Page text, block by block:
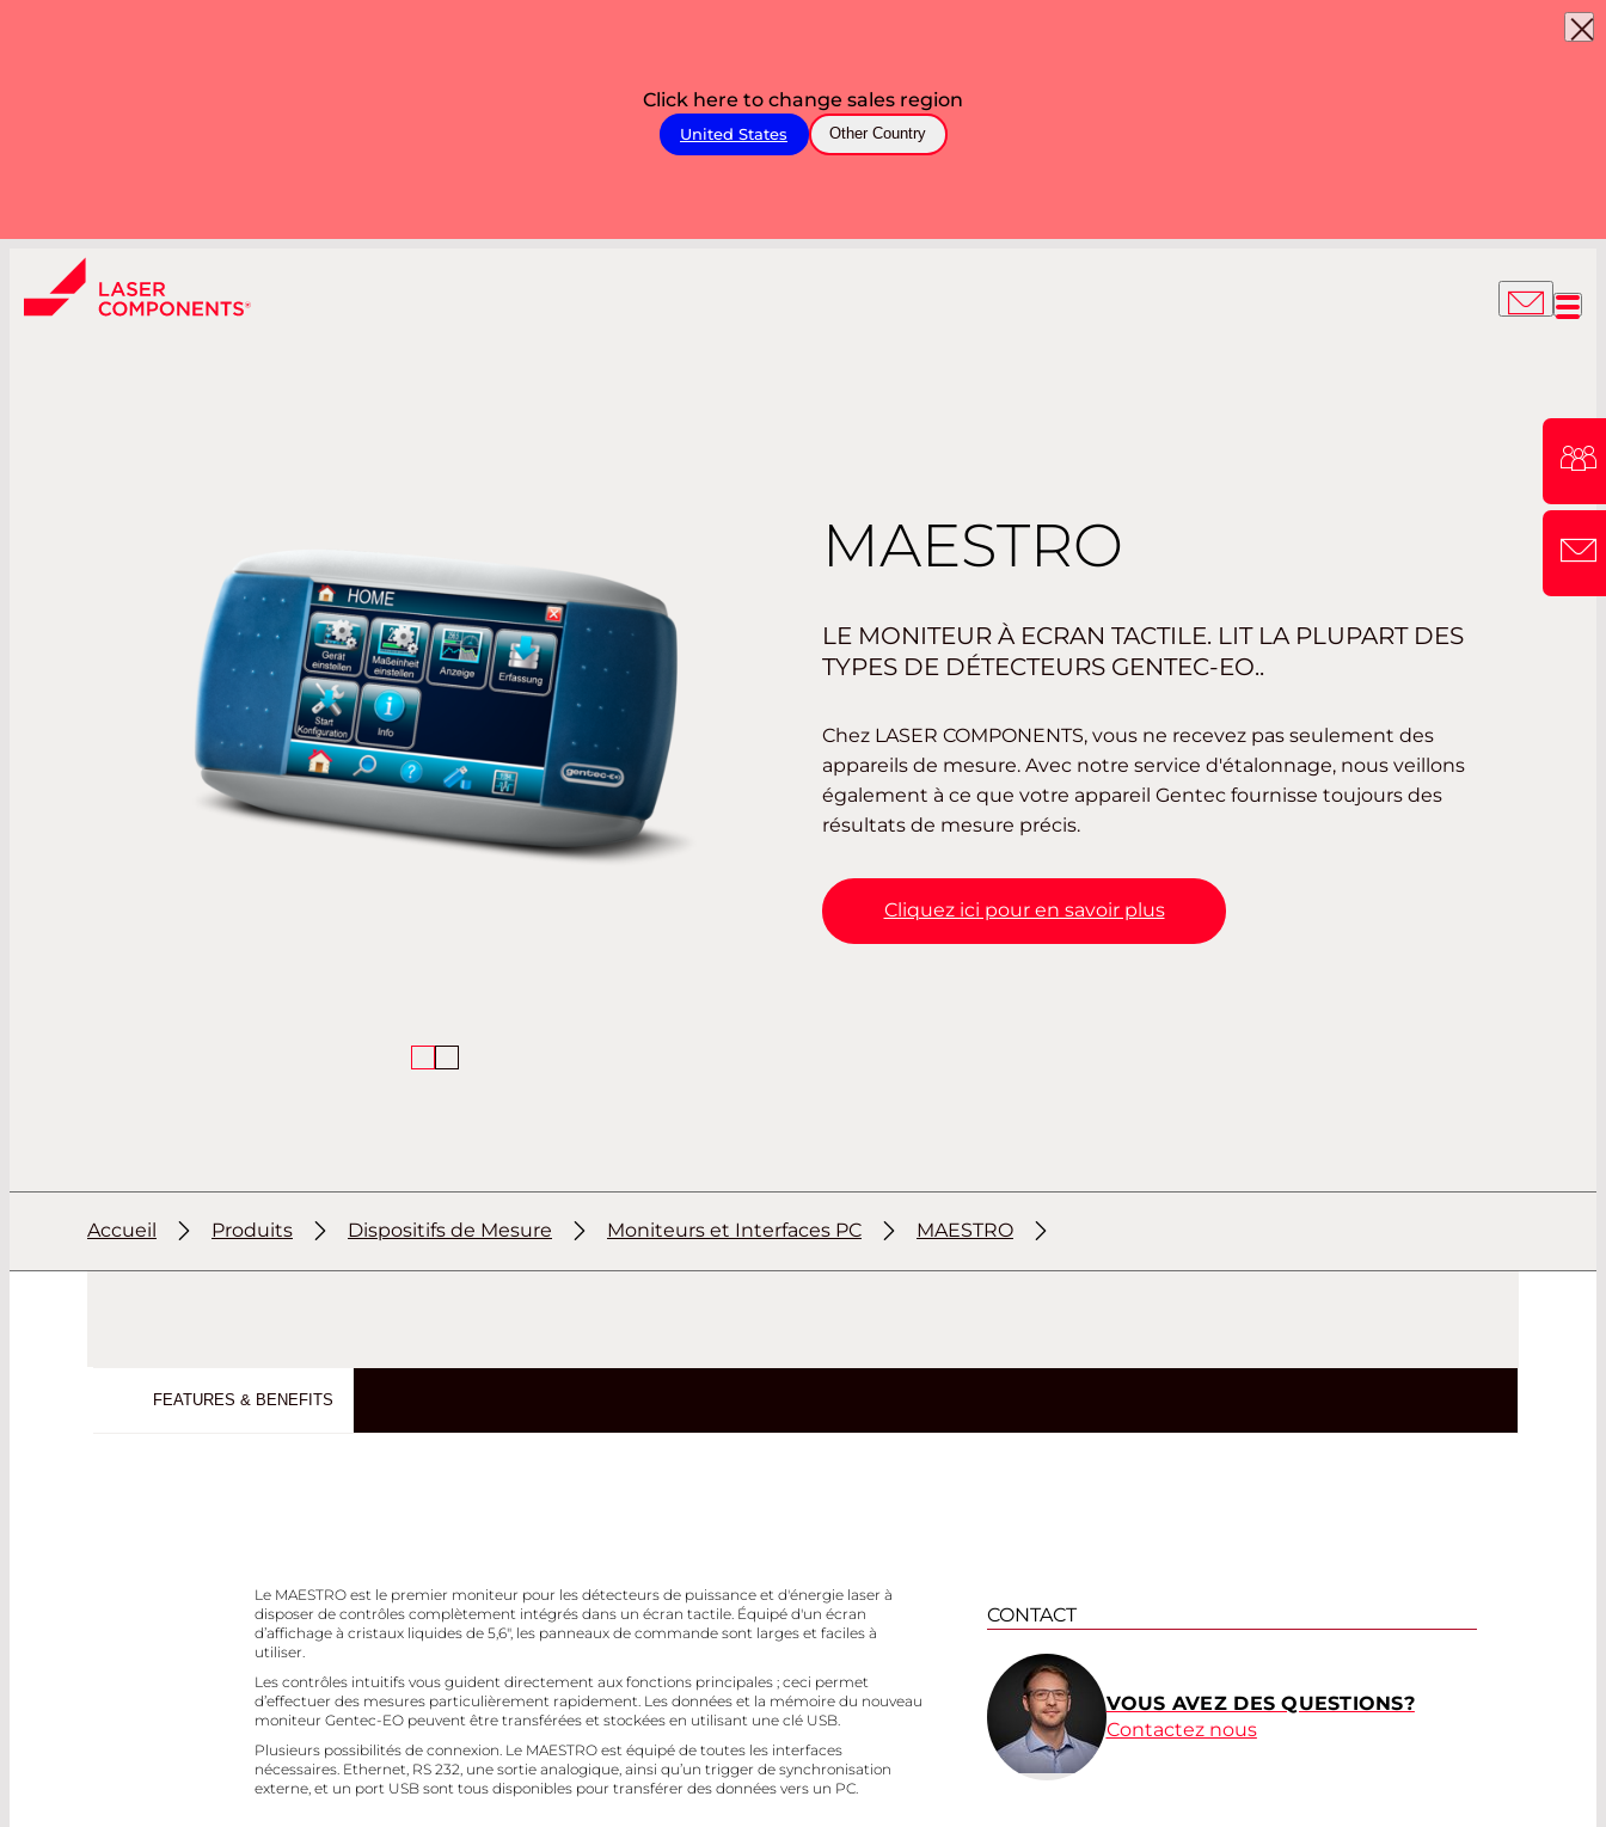
Click here to change sales region
United States Other Country
MAESTRO
LE MONITEUR À ECRAN TACTILE. LIT LA PLUPART DES
TYPES DE DÉTECTEURS GENTEC-EO..
Chez LASER COMPONENTS, vous ne recevez pas seulement des
appareils de mesure. Avec notre service d'étalonnage, nous veillons
également à ce que votre appareil Gentec fournisse toujours des
résultats de mesure précis.
Cliquez ici pour en savoir plus
Accueil Produits Dispositifs de Mesure Moniteurs et Interfaces PC MAESTRO
FEATURES & BENEFITS
Le MAESTRO est le premier moniteur pour les détecteurs de puissance et d'énergie laser à
disposer de contrôles complètement intégrés dans un écran tactile. Équipé d'un écran
d’affichage à cristaux liquides de 5,6", les panneaux de commande sont larges et faciles à
utiliser.
Les contrôles intuitifs vous guident directement aux fonctions principales ; ceci permet
d’effectuer des mesures particulièrement rapidement. Les données et la mémoire du nouveau
moniteur Gentec-EO peuvent être transférées et stockées en utilisant une clé USB.
Plusieurs possibilités de connexion. Le MAESTRO est équipé de toutes les interfaces
nécessaires. Ethernet, RS 232, une sortie analogique, ainsi qu’un trigger de synchronisation
externe, et un port USB sont tous disponibles pour transférer des données vers un PC.
CONTACT
VOUS AVEZ DES QUESTIONS?
Contactez nous